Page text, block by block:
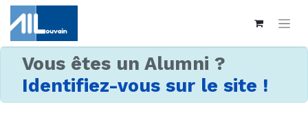
Vous êtes un Alumni ?
Identifiez-vous sur le site !